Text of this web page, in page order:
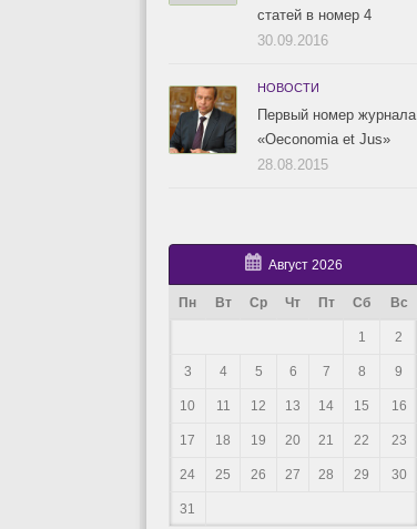
статей в номер 4
30.09.2016
НОВОСТИ
Первый номер журнала
«Oeconomia et Jus»
28.08.2015
Август 2026
Пн Вт Ср Чт Пт Сб Вс
1 2
3 4 5 6 7 8 9
10 11 12 13 14 15 16
17 18 19 20 21 22 23
24 25 26 27 28 29 30
31